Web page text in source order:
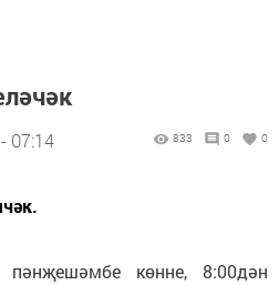
07:14 833 0 0
пәнҗешәмбе көнне, 8:00дән